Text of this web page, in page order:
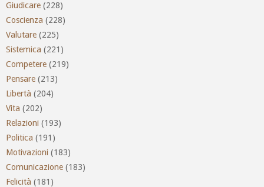
Giudicare (228)
Coscienza (228)
Valutare (225)
Sistemica (221)
Competere (219)
Pensare (213)
Libertà (204)
Vita (202)
Relazioni (193)
Politica (191)
Motivazioni (183)
Comunicazione (183)
Felicità (181)